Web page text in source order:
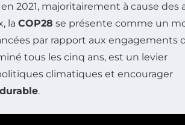
2021, majoritairement à cause des
la COP28 se présente comme un
par rapport aux engagements
tous les cinq ans, est un levier
climatiques et encourager
durable.